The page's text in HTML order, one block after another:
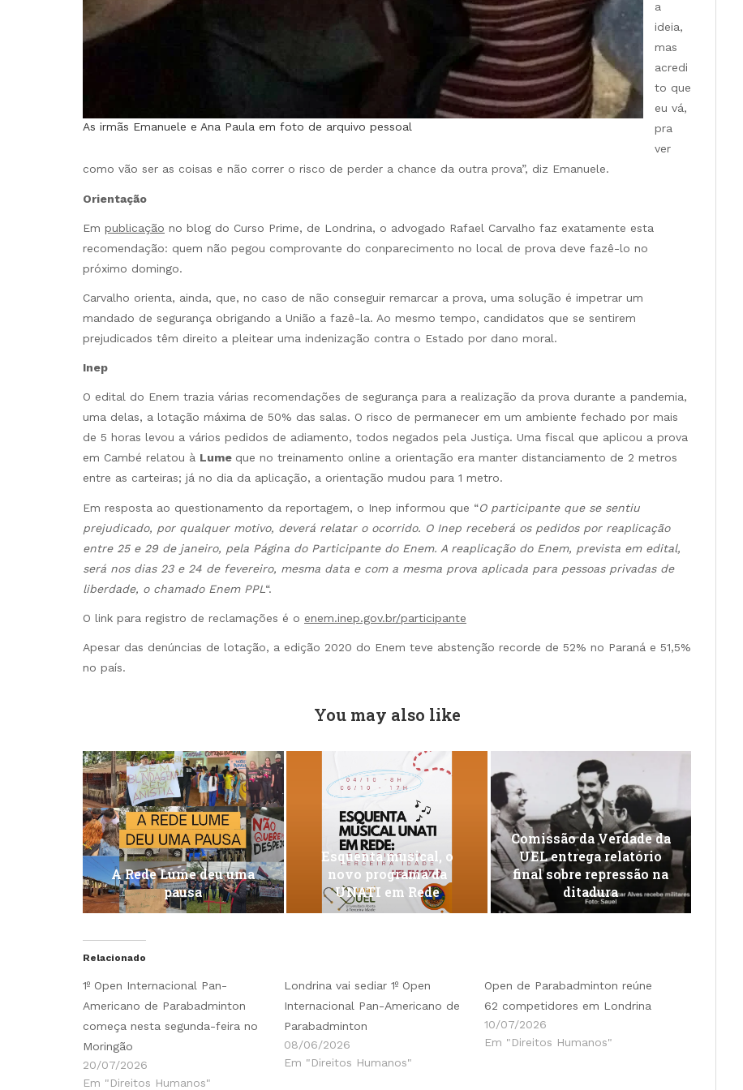
As irmãs Emanuele e Ana Paula em foto de arquivo pessoal
a
ideia,
mas
acredi
to que
eu vá,
pra
ver
como vão ser as coisas e não correr o risco de perder a chance da outra prova”, diz Emanuele.
Orientação
Em publicação no blog do Curso Prime, de Londrina, o advogado Rafael Carvalho faz exatamente esta
recomendação: quem não pegou comprovante do conparecimento no local de prova deve fazê-lo no
próximo domingo.
Carvalho orienta, ainda, que, no caso de não conseguir remarcar a prova, uma solução é impetrar um
mandado de segurança obrigando a União a fazê-la. Ao mesmo tempo, candidatos que se sentirem
prejudicados têm direito a pleitear uma indenização contra o Estado por dano moral.
Inep
O edital do Enem trazia várias recomendações de segurança para a realização da prova durante a pandemia,
uma delas, a lotação máxima de 50% das salas. O risco de permanecer em um ambiente fechado por mais
de 5 horas levou a vários pedidos de adiamento, todos negados pela Justiça. Uma fiscal que aplicou a prova
em Cambé relatou à Lume que no treinamento online a orientação era manter distanciamento de 2 metros
entre as carteiras; já no dia da aplicação, a orientação mudou para 1 metro.
Em resposta ao questionamento da reportagem, o Inep informou que “O participante que se sentiu
prejudicado, por qualquer motivo, deverá relatar o ocorrido. O Inep receberá os pedidos por reaplicação
entre 25 e 29 de janeiro, pela Página do Participante do Enem. A reaplicação do Enem, prevista em edital,
será nos dias 23 e 24 de fevereiro, mesma data e com a mesma prova aplicada para pessoas privadas de
liberdade, o chamado Enem PPL “.
O link para registro de reclamações é o enem.inep.gov.br/participante
Apesar das denúncias de lotação, a edição 2020 do Enem teve abstenção recorde de 52% no Paraná e 51,5%
no país.
You may also like
A Rede Lume deu uma
pausa
Esquenta musical, o
novo programa da
UNATI em Rede
Comissão da Verdade da
UEL entrega relatório
final sobre repressão na
ditadura
Relacionado
1º Open Internacional Pan-
Americano de Parabadminton
começa nesta segunda-feira no
Moringão
20/07/2026
Em "Direitos Humanos"
Londrina vai sediar 1º Open
Internacional Pan-Americano de
Parabadminton
08/06/2026
Em "Direitos Humanos"
Open de Parabadminton reúne
62 competidores em Londrina
10/07/2026
Em "Direitos Humanos"